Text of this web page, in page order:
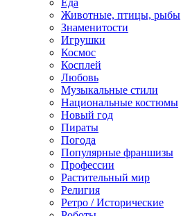
Еда
Животные, птицы, рыбы
Знаменитости
Игрушки
Космос
Косплей
Любовь
Музыкальные стили
Национальные костюмы
Новый год
Пираты
Погода
Популярные франшизы
Профессии
Растительный мир
Религия
Ретро / Исторические